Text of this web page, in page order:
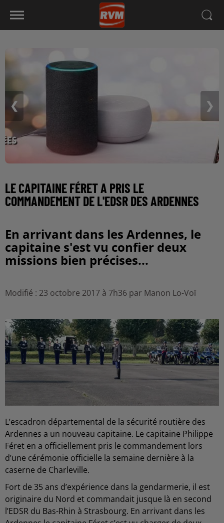
❮ ❯
LE CAPITAINE FÉRET A PRIS LE
COMMANDEMENT DE L'EDSR DES ARDENNES
En arrivant dans les Ardennes, le
capitaine s'est vu confier deux
missions bien précises...
Modifié : 23 octobre 2017 à 7h36 par Manon Lo-Voï
L’escadron départemental de la sécurité routière des
Ardennes a un nouveau capitaine. Le capitaine Philippe
Féret en a officiellement pris le commandement lors
d’une cérémonie officielle la semaine dernière à la
caserne de Charleville.
Fort de 35 ans d’expérience dans la gendarmerie, il est
originaire du Nord et commandait jusque là en second
l’EDSR du Bas-Rhin à Strasbourg. En arrivant dans les